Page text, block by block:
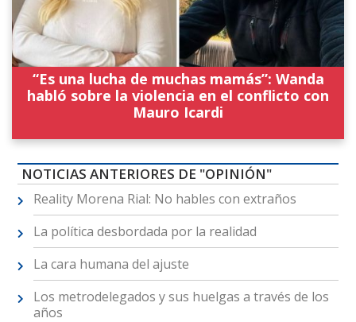
“Es una lucha de muchas mamás”: Wanda
habló sobre la violencia en el conflicto con
Mauro Icardi
NOTICIAS ANTERIORES DE "OPINIÓN"
Reality Morena Rial: No hables con extraños
La política desbordada por la realidad
La cara humana del ajuste
Los metrodelegados y sus huelgas a través de los
años